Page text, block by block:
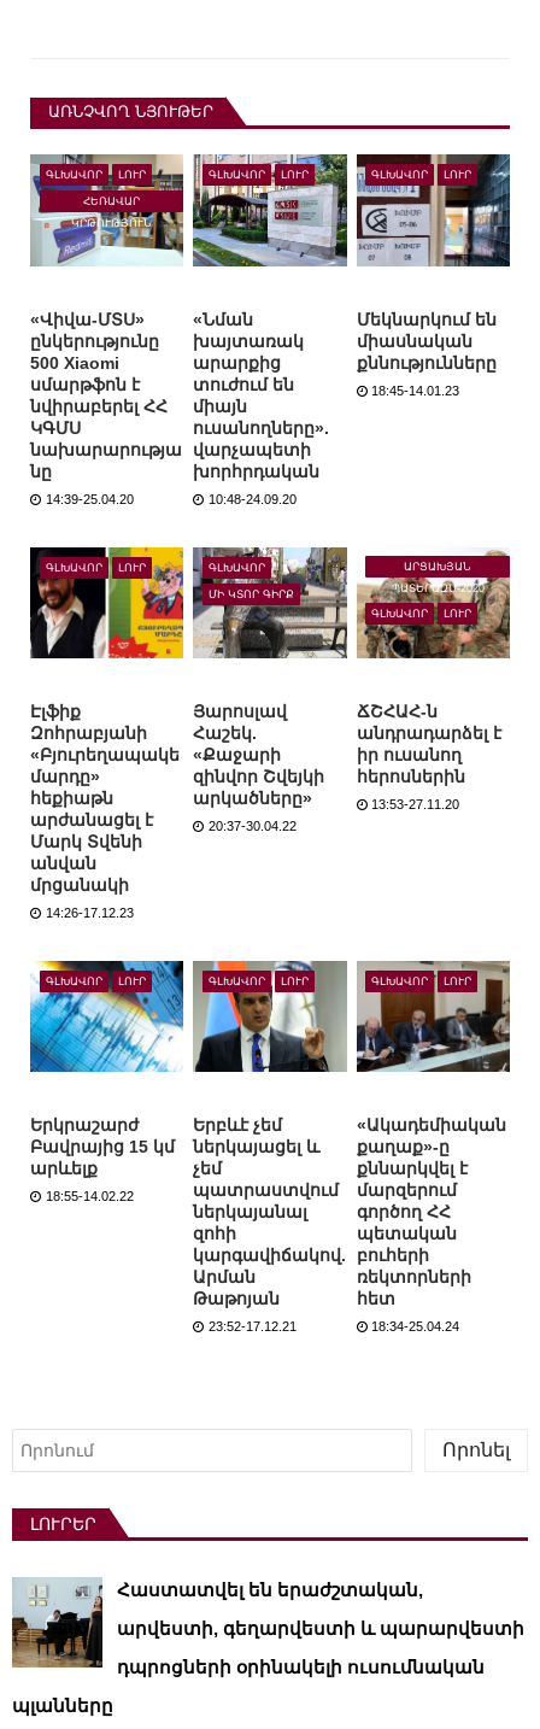
ԱՌՆՉՎՈՂ ՆՅՈՒԹԵՐ
ԳԼԽԱՎՈՐ ԼՈՒՐ
ՀԵՌԱՎԱՐ
ԿՐԹՈՒԹՅՈՒՆ
«Վիվա-ՄՏՍ»
ընկերությունը
500 Xiaomi
սմարթֆոն է
նվիրաբերել ՀՀ
ԿԳՄՍ
նախարարությա
նը
14:39-25.04.20
ԳԼԽԱՎՈՐ ԼՈՒՐ
«Նման
խայտառակ
արարքից
տուժում են
միայն
ուսանողները».
վարչապետի
խորհրդական
10:48-24.09.20
ԳԼԽԱՎՈՐ ԼՈՒՐ
Մեկնարկում են
միասնական
քննությունները
18:45-14.01.23
ԳԼԽԱՎՈՐ ԼՈՒՐ
Էլֆիք
Զոհրաբյանի
«Բյուրեղապակե
մարդը»
հեքիաթն
արժանացել է
Մարկ Տվենի
անվան
մրցանակի
14:26-17.12.23
ԳԼԽԱՎՈՐ
ՄԻ ԿՏՈՐ ԳԻՐՔ
Յարոսլավ
Հաշեկ.
«Քաջարի
զինվոր Շվեյկի
արկածները»
20:37-30.04.22
ԱՐՑԱԽՅԱՆ
ՊԱՏԵՐԱԶՄ-2020
ԳԼԽԱՎՈՐ ԼՈՒՐ
ՃՇՀԱՀ-ն
անդրադարձել է
իր ուսանող
հերոսներին
13:53-27.11.20
ԳԼԽԱՎՈՐ ԼՈՒՐ
Երկրաշարժ
Բավրայից 15 կմ
արևելք
18:55-14.02.22
ԳԼԽԱՎՈՐ ԼՈՒՐ
Երբևէ չեմ
ներկայացել և
չեմ
պատրաստվում
ներկայանալ
զոհի
կարգավիճակով.
Արման
Թաթոյան
23:52-17.12.21
ԳԼԽԱՎՈՐ ԼՈՒՐ
«Ակադեմիական
քաղաք»-ը
քննարկվել է
մարզերում
գործող ՀՀ
պետական
բուհերի
ռեկտորների
հետ
18:34-25.04.24
Որոնել
Որոնել
ԼՈՒՐԵՐ
Հաստատվել են երաժշտական,
արվեստի, գեղարվեստի և պարարվեստի
դպրոցների օրինակելի ուսումնական
պլանները